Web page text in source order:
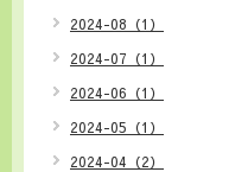
2024-08（1）
2024-07（1）
2024-06（1）
2024-05（1）
2024-04（2）